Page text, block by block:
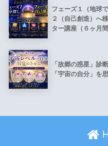
フェーズ１（地球
２（自己創造）へ
ター講座（６ヶ月
「故郷の惑星」診
「宇宙の自分」を